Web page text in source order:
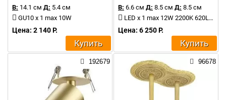
В: 14.1 см Д: 5.4 см
GU10 x 1 max 10W
Цена: 2 140 Р.
Купить
В: 6.6 см Д: 8.5 см Д: 8.5 см
LED x 1 max 12W 2200K 620Lm
Цена: 6 250 Р.
Купить
192679 96678